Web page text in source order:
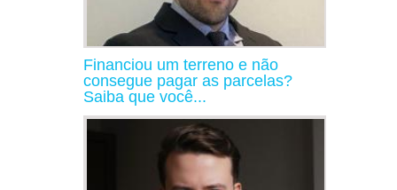
Financiou um terreno e não
consegue pagar as parcelas?
Saiba que você...